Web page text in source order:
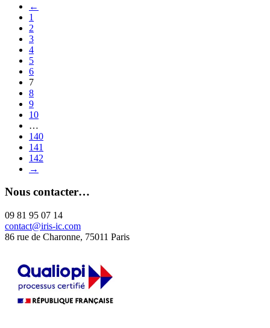
←
1
2
3
4
5
6
7
8
9
10
…
140
141
142
→
Nous contacter…
09 81 95 07 14
contact@iris-ic.com
86 rue de Charonne, 75011 Paris